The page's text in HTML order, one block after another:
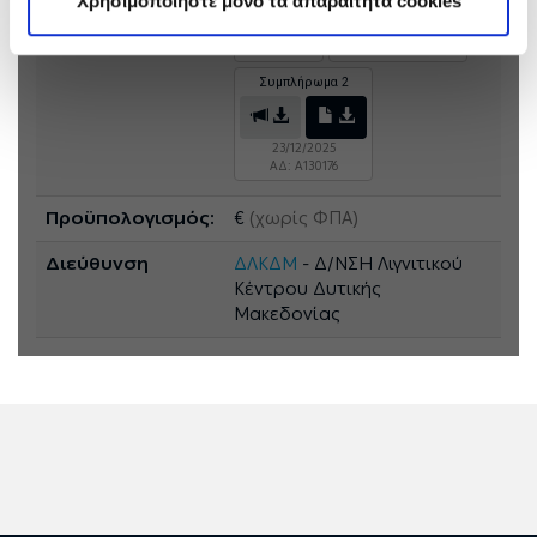
Συμπλήρωμα 2
23/12/2025
ΑΔ: A130176
Προϋπολογισμός: € (χωρίς ΦΠΑ)
Διεύθυνση ΔΛΚΔΜ - Δ/ΝΣΗ Λιγνιτικού
Κέντρου Δυτικής
Μακεδονίας